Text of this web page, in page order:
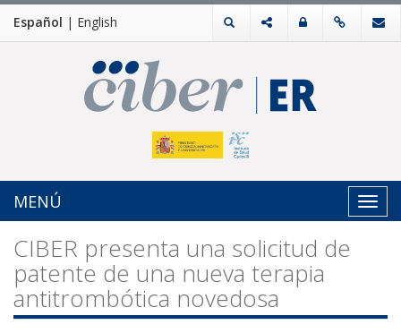
Español | English
MENÚ
CIBER presenta una solicitud de
patente de una nueva terapia
antitrombótica novedosa